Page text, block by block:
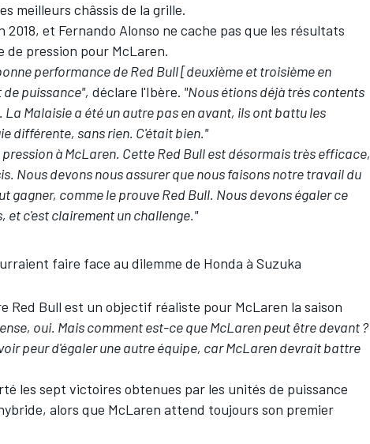
meilleurs châssis de la grille.
2018, et Fernando Alonso ne cache pas que les résultats
de pression pour McLaren.
performance de Red Bull [deuxième et troisième en
puissance", déclare l'Ibère. "Nous étions déjà très contents
Malaisie a été un autre pas en avant, ils ont battu les
différente, sans rien. C'était bien."
à McLaren. Cette Red Bull est désormais très efficace,
Nous devons nous assurer que nous faisons notre travail du
gagner, comme le prouve Red Bull. Nous devons égaler ce
et c'est clairement un challenge."
faire face au dilemme de Honda à Suzuka
Red Bull est un objectif réaliste pour McLaren la saison
oui. Mais comment est-ce que McLaren peut être devant ?
peur d'égaler une autre équipe, car McLaren devrait battre
les sept victoires obtenues par les unités de puissance
alors que McLaren attend toujours son premier